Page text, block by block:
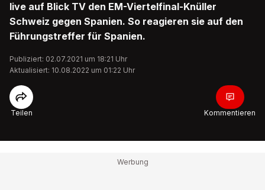
live auf Blick TV den EM-Viertelfinal-Knüller
Schweiz gegen Spanien. So reagieren sie auf den
Führungstreffer für Spanien.
Publiziert: 02.07.2021 um 18:21 Uhr
Aktualisiert: 10.08.2022 um 01:22 Uhr
Teilen Kommentieren